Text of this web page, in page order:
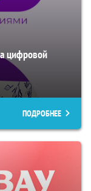
цифровой
ПОДРОБНЕЕ